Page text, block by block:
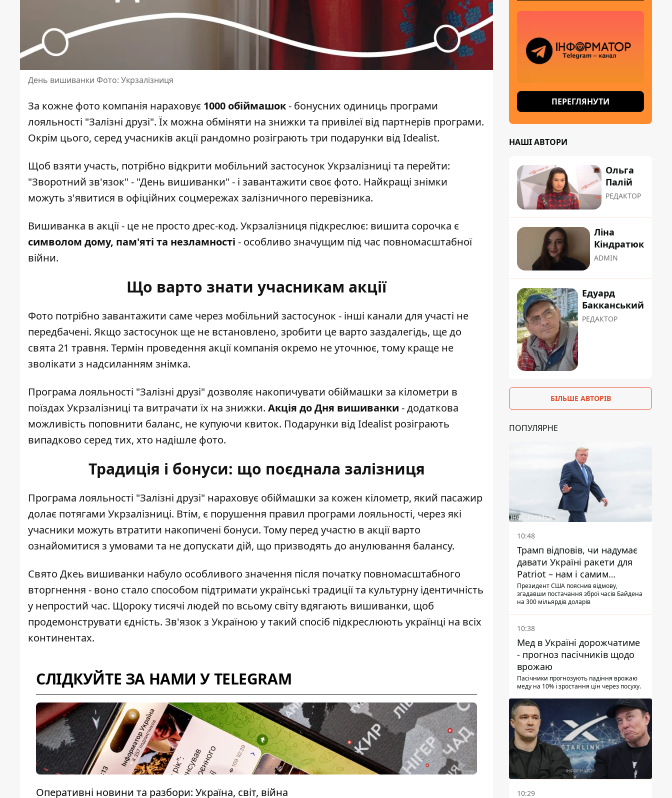
День вишиванки Фото: Укрзалізниця
За кожне фото компанія нараховує 1000 обіймашок- бонусних одиниць програми
лояльності "Залізні друзі". Їх можна обміняти на знижки та привілеї від партнерів програми.
Окрім цього, серед учасників акції рандомно розіграють три подарунки від Idealist.
Щоб взяти участь, потрібно відкрити мобільний застосунок Укрзалізниці та перейти:
"Зворотний зв'язок" - "День вишиванки" - і завантажити своє фото. Найкращі знімки
можуть з'явитися в офіційних соцмережах залізничного перевізника.
Вишиванка в акції - це не просто дрес-код. Укрзалізниця підкреслює: вишита сорочка є
символом дому, пам'яті та незламності - особливо значущим під час повномасштабної
війни.
Що варто знати учасникам акції
Фото потрібно завантажити саме через мобільний застосунок - інші канали для участі не
передбачені. Якщо застосунок ще не встановлено, зробити це варто заздалегідь, ще до
свята 21 травня. Термін проведення акції компанія окремо не уточнює, тому краще не
зволікати з надсиланням знімка.
Програма лояльності "Залізні друзі" дозволяє накопичувати обіймашки за кілометри в
поїздах Укрзалізниці та витрачати їх на знижки. Акція до Дня вишиванки - додаткова
можливість поповнити баланс, не купуючи квиток. Подарунки від Idealist розіграють
випадково серед тих, хто надішле фото.
Традиція і бонуси: що поєднала залізниця
Програма лояльності "Залізні друзі" нараховує обіймашки за кожен кілометр, який пасажир
долає потягами Укрзалізниці. Втім, є порушення правил програми лояльності, через які
учасники можуть втратити накопичені бонуси. Тому перед участю в акції варто
ознайомитися з умовами та не допускати дій, що призводять до анулювання балансу.
Свято Дкеь вишиванки набуло особливого значення після початку повномасштабного
вторгнення - воно стало способом підтримати українські традиції та культурну ідентичність
у непростий час. Щороку тисячі людей по всьому світу вдягають вишиванки, щоб
продемонструвати єдність. Зв'язок з Україною у такий спосіб підкреслюють українці на всіх
континентах.
СЛІДКУЙТЕ ЗА НАМИ У TELEGRAM
Оперативні новини та разбори: Україна, світ, війна
ПЕРЕГЛЯНУТИ
НАШІ АВТОРИ
Ольга
Палій
РЕДАКТОР
Ліна
Кіндратюк
ADMIN
Едуард
Бакканський
РЕДАКТОР
БІЛЬШЕ АВТОРІВ
ПОПУЛЯРНЕ
10:48
Трамп відповів, чи надумає
давати Україні ракети для
Patriot – нам і самим
потрібні
Президент США пояснив відмову,
згадавши постачання зброї часів Байдена
на 300 мільярдів доларів
10:38
Мед в Україні дорожчатиме
- прогноз пасічників щодо
врожаю
Пасічники прогнозують падіння врожаю
меду на 10% і зростання цін через посуху.
10:29